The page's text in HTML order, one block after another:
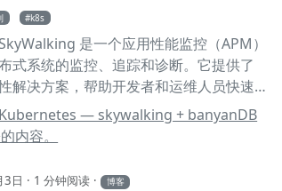
和 CSI 的 vCenter 凭证 由于你使用
作为云提供商，RKE2 启动时会自
署 CPI 和 CSI。你需要提前在 manifests
文件，以覆盖默认的空凭
k8s
是一个应用性能监控（APM）
式系统的监控、追踪和诊断。它提供了
解决方案，帮助开发者和运维人员快速
式系统中的性能问题。 组件说明 OAP
Platform): 核心分析平台，负责
和存储 UI: Web 界面，用于可视化和查
高性能时序数据库，作为
— skywalking + banyanDB
内容。
日 1 分钟阅读 博客